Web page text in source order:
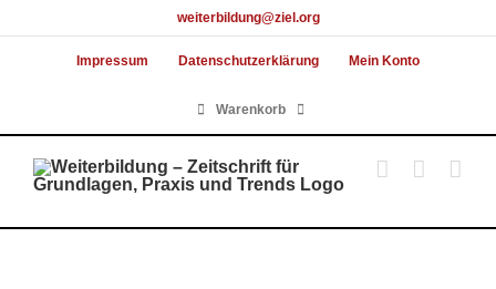
to
weiterbildung@ziel.org
Impressum Datenschutzerklärung Mein Konto
Warenkorb